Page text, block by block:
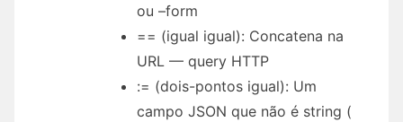
ou –form
== (igual igual): Concatena na
URL — query HTTP
:= (dois-pontos igual): Um
campo JSON que não é string (